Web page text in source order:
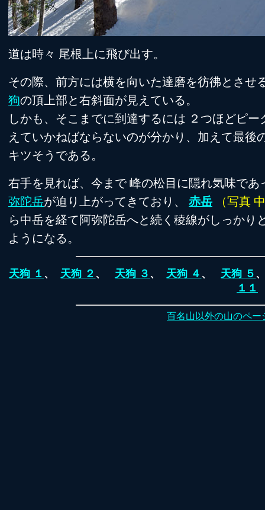
道は時々 尾根上に飛び出す。
その際、前方には横を向いた達磨を彷彿とさせ
狗の頂上部と右斜面が見えている。
しかも、そこまでに到達するには ２つほどピー
えていかねばならないのが分かり、加えて最後
キツそうである。
右手を見れば、今まで 峰の松目に隠れ気味で
弥陀岳が迫り上がってきており、 赤岳
（写真
ら中岳を経て阿弥陀岳へと続く稜線がしっかり
ようになる。
天狗 １ 、 天狗 ２ 、 天狗 ３ 、 天狗 ４ 、 天狗 ５
１１
百名山以外の山のペー